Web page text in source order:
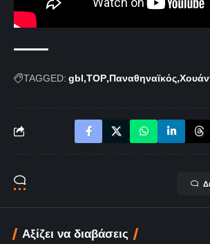
TAGGED: gbl TOP Παναθηναϊκός
Αξίζει να διαβάσεις